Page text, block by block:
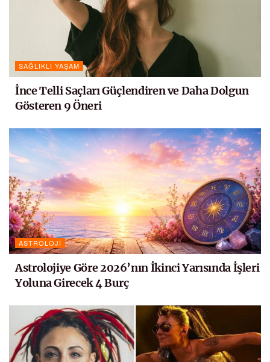
SAĞLIKLI YAŞAM
İnce Telli Saçları Güçlendiren ve Daha Dolgun
Gösteren 9 Öneri
ASTROLOJI
Astrolojiye Göre 2026’nın İkinci Yarısında İşleri
Yoluna Girecek 4 Burç